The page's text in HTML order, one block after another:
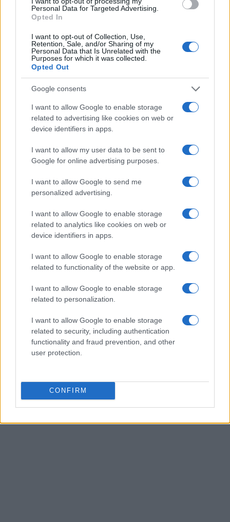
Personal Data for Targeted Advertising.
Opted In
I want to opt-out of Collection, Use,
Retention, Sale, and/or Sharing of my
Personal Data that Is Unrelated with the
Purposes for which it was collected.
Opted Out
Google consents
I want to allow Google to enable storage
related to advertising like cookies on web or
device identifiers in apps.
I want to allow my user data to be sent to
Google for online advertising purposes.
I want to allow Google to send me
personalized advertising.
I want to allow Google to enable storage
related to analytics like cookies on web or
device identifiers in apps.
I want to allow Google to enable storage
related to functionality of the website or app.
I want to allow Google to enable storage
related to personalization.
I want to allow Google to enable storage
related to security, including authentication
functionality and fraud prevention, and other
user protection.
CONFIRM
Un’estensione pratica è predisporre unpiano a segnali
definisce in anticipo cosa fare quando la volatilità passa da
bassa a media a elevata. In genere, soglie oggettive (su
volatilità implicitaspread o profondità) attivano micro-
aggiustamenti progressivi: contenere leva e rischio di
concentrazione, aumentare protezioni a costo misurato,
calibrare la liquidità tattica. L’obiettivo non è prevedere il
prossimo evento, ma mantenere una struttura capace di
assorbirlo, con segnali chiari, limiti codificati e attenzione
ai costi. Così il rischio geopolitico diventa una variabile
gestibile all’interno di un portafoglio coerente con i
Francesca Galli
Francesca Galli, fiorentina con formazione
bancaria, prese la decisione di cambiare
carriera dopo un convegno a Palazzo Vecchio:
oggi cura analisi di mercati e colonne su
risparmio e investimenti. In redazione propone
linee editoriali attente alla trasparenza e
conserva l'agenda del primo impiego in banca.